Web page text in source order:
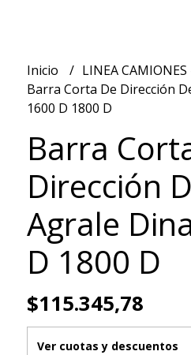
Inicio LINEA CAMIONES
Barra Corta De Dirección
1600 D 1800 D
Barra
Dirección
Agrale
D 1800 D
$115.345,78
Ver cuotas y descuentos